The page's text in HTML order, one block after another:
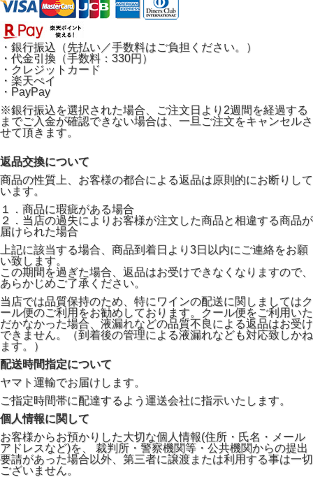
・銀行振込（先払い／手数料はご負担ください。）
・代金引換（手数料：330円）
・クレジットカード
・楽天ぺイ
・PayPay
※銀行振込を選択された場合、ご注文日より2週間を経過する
までご入金が確認できない場合は、一旦ご注文をキャンセルさ
せて頂きます。
返品交換について
商品の性質上、お客様の都合による返品は原則的にお断りして
います。
１．商品に瑕疵がある場合
２．当店の過失によりお客様が注文した商品と相違する商品が
届けられた場合
上記に該当する場合、商品到着日より3日以内にご連絡をお願
い致します。
この期間を過ぎた場合、返品はお受けできなくなりますので、
あらかじめご了承ください。
当店では品質保持のため、特にワインの配送に関しましてはク
ール便のご利用をお勧めしております。クール便をご利用いた
だかなかった場合、液漏れなどの品質不良による返品はお受け
できません。（到着後の管理による液漏れなども対応致しかね
ます。）
配送時間指定について
ヤマト運輸でお届けします。
ご指定時間帯に配達するよう運送会社に指示いたします。
個人情報に関して
お客様からお預かりした大切な個人情報(住所・氏名・メール
アドレスなど)を、 裁判所・警察機関等・公共機関からの提出
要請があった場合以外、第三者に譲渡または利用する事は一切
ございません。